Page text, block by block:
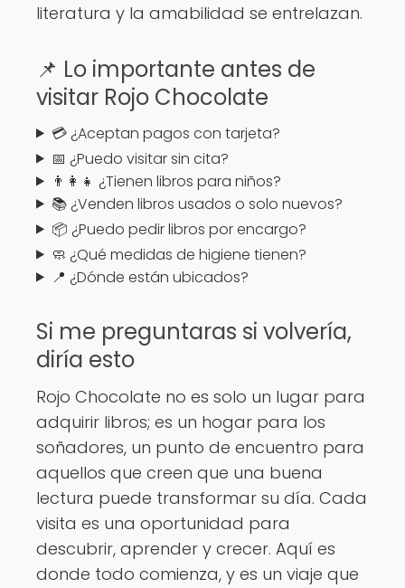
literatura y la amabilidad se entrelazan.
📌 Lo importante antes de
visitar Rojo Chocolate
💳 ¿Aceptan pagos con tarjeta?
📅 ¿Puedo visitar sin cita?
👨‍👩‍👧 ¿Tienen libros para niños?
📚 ¿Venden libros usados o solo nuevos?
📦 ¿Puedo pedir libros por encargo?
🧼 ¿Qué medidas de higiene tienen?
📍 ¿Dónde están ubicados?
Si me preguntaras si volvería,
diría esto
Rojo Chocolate no es solo un lugar para
adquirir libros; es un hogar para los
soñadores, un punto de encuentro para
aquellos que creen que una buena
lectura puede transformar su día. Cada
visita es una oportunidad para
descubrir, aprender y crecer. Aquí es
donde todo comienza, y es un viaje que